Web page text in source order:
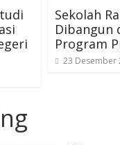
Sekolah
Dibangun
Program
23 Desember